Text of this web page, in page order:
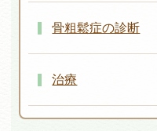
骨粗鬆症の診断
治療